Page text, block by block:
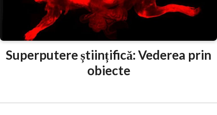
Superputere științifică: Vederea prin
obiecte